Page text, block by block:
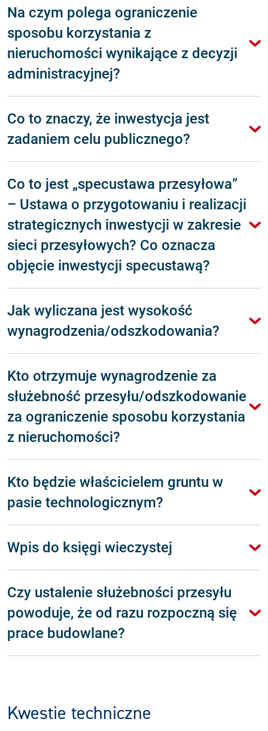
Na czym polega ograniczenie
sposobu korzystania z
nieruchomości wynikające z decyzji
administracyjnej?
Co to znaczy, że inwestycja jest
zadaniem celu publicznego?
Co to jest „specustawa przesyłowa”
– Ustawa o przygotowaniu i realizacji
strategicznych inwestycji w zakresie
sieci przesyłowych? Co oznacza
objęcie inwestycji specustawą?
Jak wyliczana jest wysokość
wynagrodzenia/odszkodowania?
Kto otrzymuje wynagrodzenie za
służebność przesyłu/odszkodowanie
za ograniczenie sposobu korzystania
z nieruchomości?
Kto będzie właścicielem gruntu w
pasie technologicznym?
Wpis do księgi wieczystej
Czy ustalenie służebności przesyłu
powoduje, że od razu rozpoczną się
prace budowlane?
Kwestie techniczne